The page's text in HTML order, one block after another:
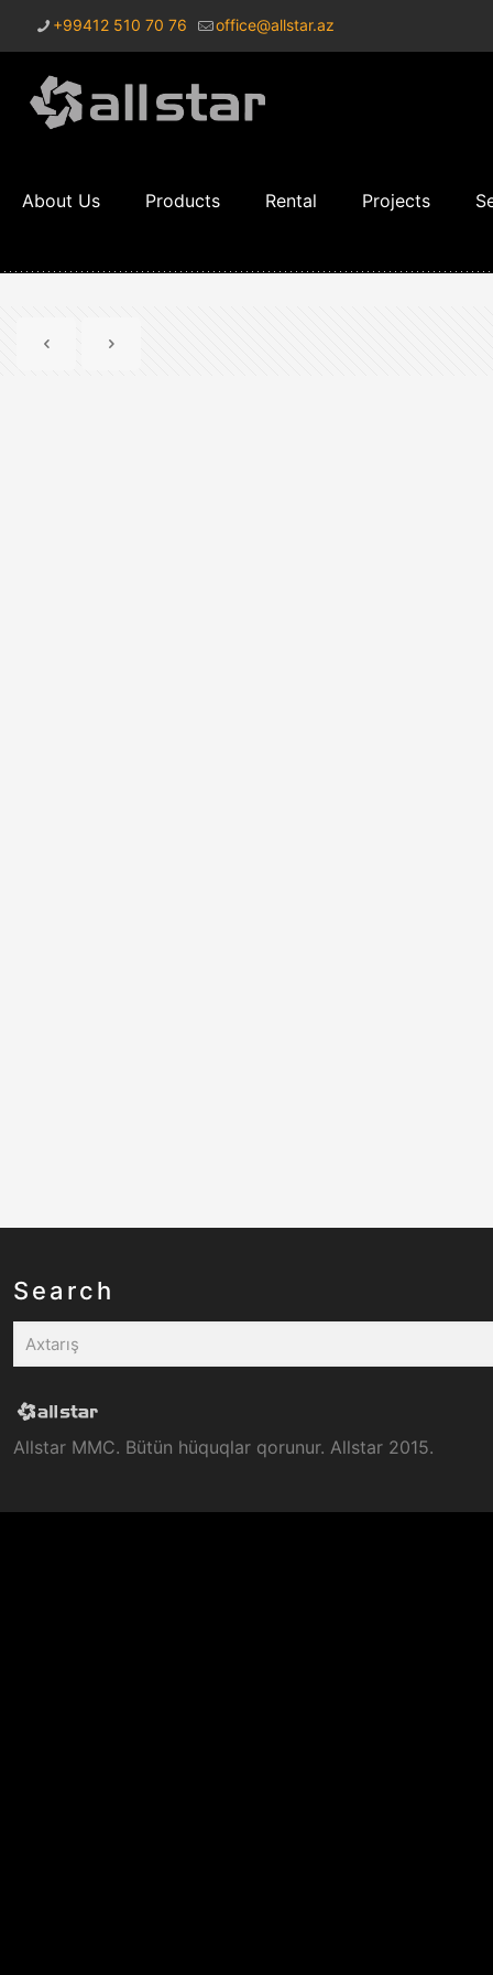
+99412 510 70 76 office@allstar.az
About Us Products Rental Projects
Search
Allstar MMC. Bütün hüquqlar qorunur. Allstar 2015.